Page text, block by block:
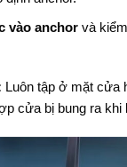
vào anchorvà
Luôn tập ở mặt cửa
cửa bị bung ra khi